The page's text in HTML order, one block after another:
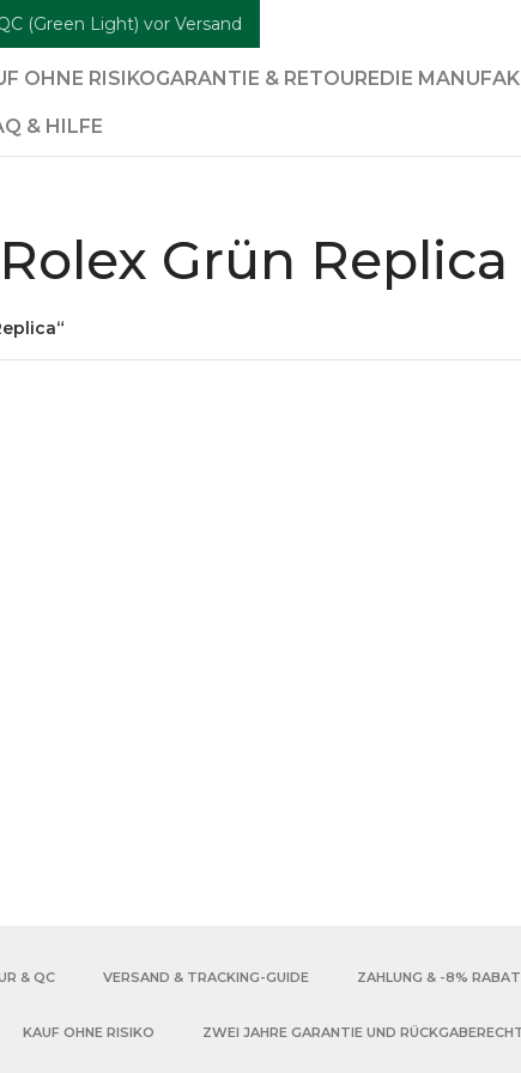
OHNE RISIKOGARANTIE & RETOUREDIE
& HILFE
Rolex Grün Replica
& QC VERSAND & TRACKING-GUIDE ZAHLUNG & -8%
KAUF OHNE RISIKO ZWEI JAHRE GARANTIE UND
(Green Light) vor Versand